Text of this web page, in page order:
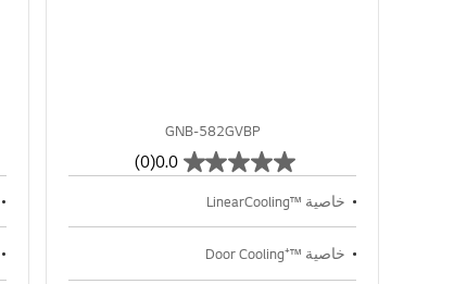
GNB-582GVBP
0.0
(0)
خاصية ™LinearCooling
خاصية ™⁺Door Cooling